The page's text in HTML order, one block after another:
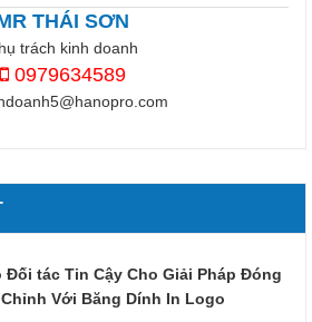
THÁI SƠN
trách kinh doanh
0979634589
Đối tác Tin Cậy Cho Giải Pháp Đóng
Với Băng Dính In Logo